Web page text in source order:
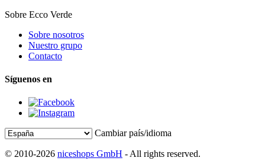
Sobre Ecco Verde
Sobre nosotros
Nuestro grupo
Contacto
Síguenos en
Cambiar país/idioma
© 2010-2026 niceshops GmbH - All rights reserved.